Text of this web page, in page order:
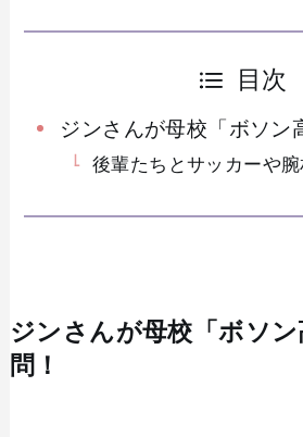
目次
ジンさんが母校「ボソン
後輩たちとサッカーや
ジンさんが母校「ボソ
問！